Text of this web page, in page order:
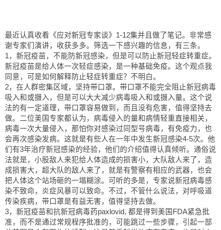
最近认真收看《应对新冠专家谈》1-12集并且做了笔记。非常感
谢专家们演讲，收获多多。筛选一下感兴趣的信息，有三条。
1，新冠疫苗，不能防新冠感染，但是可以防止新冠轻症转重症。
新冠疫苗是给人体一次轻症感染，是一种基础免疫。这个观点我
同意，可是如何解释防止轻症转重症？不明白。
2，在人群密集区域，坚持带口罩。带口罩不能完全阻止新冠病毒
吸入和或摄入，但是可以大大减少病毒吸入和或摄入量。这个说
法的有一定道理，带口罩容易做到，而且没有危害，值得坚持去
做。二位美国专家都认为，病毒侵入的量和病情轻重直接相关，
病毒一次大量侵入，那怕你对感染过同型号病毒，有免疫力，也
会再次感染发病。这就是有些人在一年中发生新冠感染4-5次。他
们有3年治疗新冠感染的经验，他们的介绍值得认真倾听。通俗说
法就是，小股敌人来犯给人体造成的损害小，大队敌人来了，造
成损害大，超大队的敌人来了，就是有警察有相应的武器，也会
把人体这个站场砸的一塌糊涂。可听的多是，专家说新冠病毒感
染不致命，炎症风暴可以致命。不过，不管什么说法，对呼吸道
传染疾病，带口罩是有益无害，值得坚持去做。
3，新冠疫苗和抗新冠病毒药paxlovid, 都是得到美国FDA紧急批
准，而不是通过常规程序批准的，可能跳过一些步骤，引起一部